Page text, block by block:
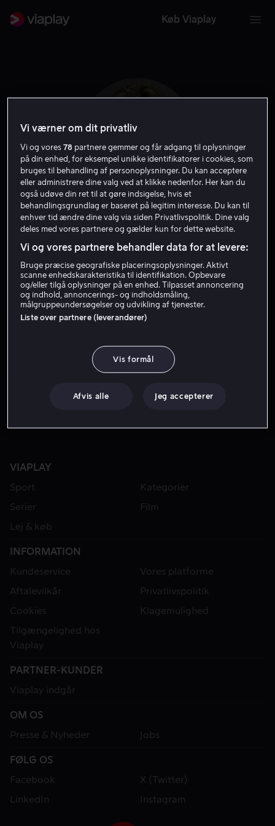
Køb Viaplay
Don Hany
Skuespiller
VIAPLAY
Sport
Kategorier
Serier
Film
Lej & køb
INFORMATION
Kundeservice
Vores platforme
Aftalevilkår
Privatlivspolitik
Cookies
Klagemulighed
Tilgængelighed hos
Viaplay
PARTNER-KUNDER
Viaplay indgår
OM OS
Presse & Nyheder
Jobs
FØLG OS
Facebook
X (Twitter)
LinkedIn
Instagram
Vi værner om dit privatliv
Vi og vores78 partnere gemmer og får adgang til oplysninger
på din enhed, for eksempel unikke identifikatorer i cookies, som
bruges til behandling af personoplysninger. Du kan acceptere
eller administrere dine valg ved at klikke nedenfor. Her kan du
også udøve din ret til at gøre indsigelse, hvis et
behandlingsgrundlag er baseret på legitim interesse. Du kan til
enhver tid ændre dine valg via siden Privatlivspolitik. Dine valg
deles med vores partnere og gælder kun for dette website.
Vi og vores partnere behandler data for at levere:
Bruge præcise geografiske placeringsoplysninger. Aktivt
scanne enhedskarakteristika til identifikation. Opbevare
og/eller tilgå oplysninger på en enhed. Tilpasset annoncering
og indhold, annoncerings- og indholdsmåling,
målgruppeundersøgelser og udvikling af tjenester.
Liste over partnere (leverandører)
Vis formål
Afvis alle Jeg accepterer